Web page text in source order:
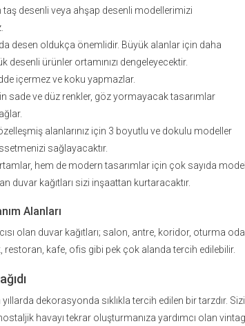
desenli veya ahşap desenli modellerimizi
desen oldukça önemlidir. Büyük alanlar için daha
desenli ürünler ortamınızı dengeleyecektir.
içermez ve koku yapmazlar.
sade ve düz renkler, göz yormayacak tasarımlar
alanlarınız için 3 boyutlu ve dokulu modeller
sağlayacaktır.
hem de modern tasarımlar için çok sayıda
duvar kağıtları sizi inşaattan kurtaracaktır.
Alanları
olan duvar kağıtları; salon, antre, koridor, oturma
restoran, kafe, ofis gibi pek çok alanda tercih edilebilir.
dekorasyonda sıklıkla tercih edilen bir tarzdır. Sizi
havayı tekrar oluşturmanıza yardımcı olan